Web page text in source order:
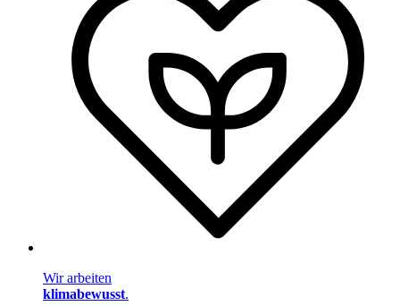
Wir arbeiten
klimabewusst.